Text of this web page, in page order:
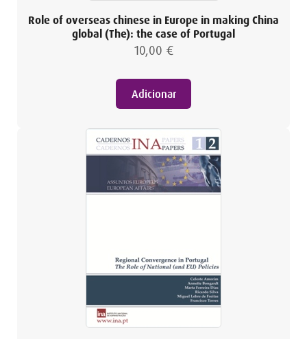
Role of overseas chinese in Europe in making China
global (The): the case of Portugal
10,00 €
Adicionar